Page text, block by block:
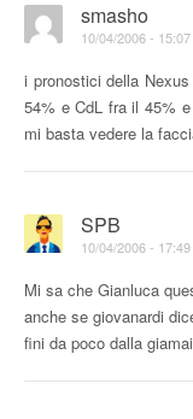
smasho
10/04/2006 - 15:07
i pronostici della
54% e CdL fra il 45%
mi basta vedere la
SPB
10/04/2006 - 17:49
Mi sa che Gianluca
anche se giovanardi
fini da poco dalla